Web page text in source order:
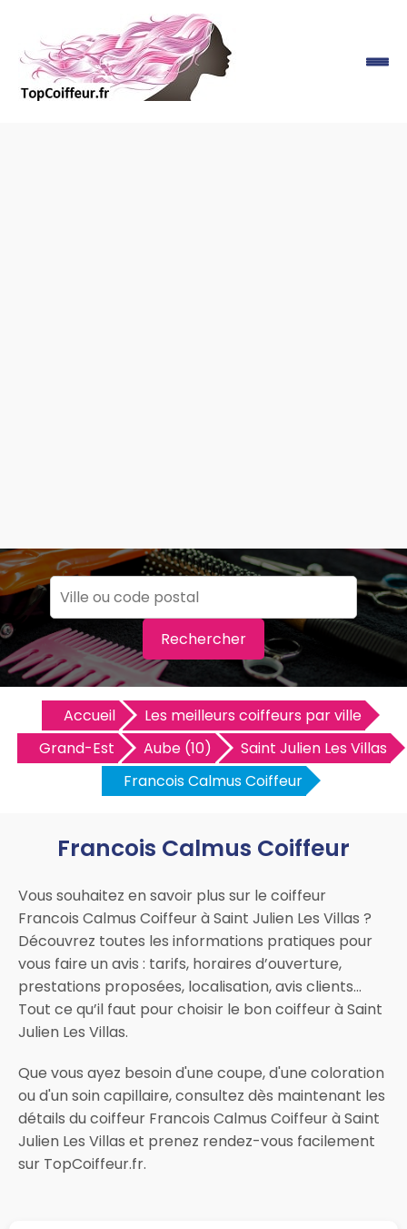
Rechercher
Accueil
Les meilleurs coiffeurs par ville
Grand-Est
Aube (10)
Saint Julien Les Villas
Francois Calmus Coiffeur
Francois Calmus Coiffeur
Vous souhaitez en savoir plus sur le coiffeur
Francois Calmus Coiffeur à Saint Julien Les Villas ?
Découvrez toutes les informations pratiques pour
vous faire un avis : tarifs, horaires d’ouverture,
prestations proposées, localisation, avis clients…
Tout ce qu’il faut pour choisir le bon coiffeur à Saint
Julien Les Villas.
Que vous ayez besoin d'une coupe, d'une coloration
ou d'un soin capillaire, consultez dès maintenant les
détails du coiffeur Francois Calmus Coiffeur à Saint
Julien Les Villas et prenez rendez-vous facilement
sur TopCoiffeur.fr.